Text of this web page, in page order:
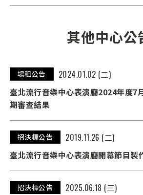
其他中心公
場租公告
2024.01.02 (二)
臺北流行音樂中心表演廳2024年度7
期審查結果
招決標公告
2019.11.26 (二)
臺北流行音樂中心表演廳開幕節目製
招決標公告
2025.06.18 (三)